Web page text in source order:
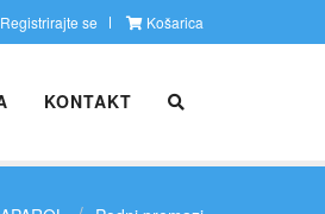
Registrirajte se Košarica
KONTAKT